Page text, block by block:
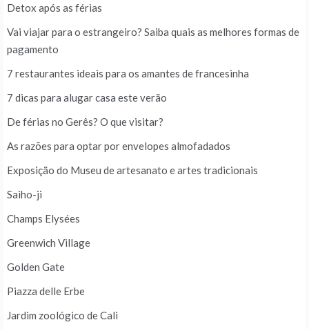
Detox após as férias
Vai viajar para o estrangeiro? Saiba quais as melhores formas de
pagamento
7 restaurantes ideais para os amantes de francesinha
7 dicas para alugar casa este verão
De férias no Gerês? O que visitar?
As razões para optar por envelopes almofadados
Exposição do Museu de artesanato e artes tradicionais
Saiho-ji
Champs Elysées
Greenwich Village
Golden Gate
Piazza delle Erbe
Jardim zoológico de Cali